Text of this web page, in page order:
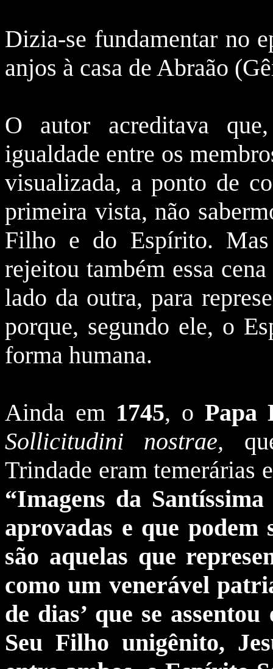
Dizia-se fundamentar no
anjos à casa de Abraão
O autor acreditava
igualdade entre os
visualizada, a ponto de
primeira vista, não
Filho e do Espírito.
rejeitou também essa
lado da outra, para
porque, segundo ele, o
forma humana.
Ainda em 1745, o Papa
Sollicitudini nostrae,
Trindade eram temerárias
“Imagens da
aprovadas e que podem
são aquelas que
como um venerável
de dias’ que se
Seu Filho unigênito,